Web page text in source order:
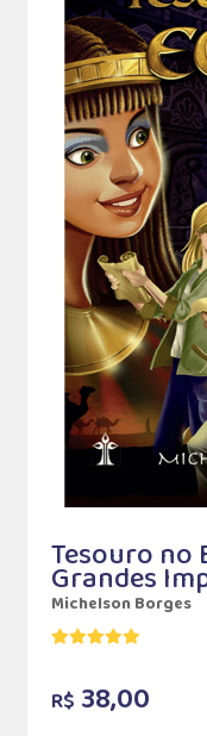
Tesouro no
Grandes
Michelson Borges
R$ 38,00